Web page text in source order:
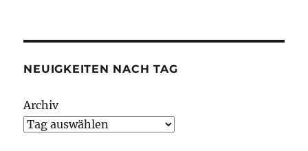
NEUIGKEITEN NACH TAG
Archiv